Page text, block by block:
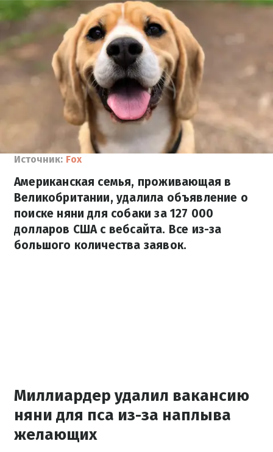
Источник: Fox
Американская семья, проживающая в
Великобритании, удалила объявление о
поиске няни для собаки за 127 000
долларов США с вебсайта. Все из-за
большого количества заявок.
Миллиардер удалил вакансию
няни для пса из-за наплыва
желающих